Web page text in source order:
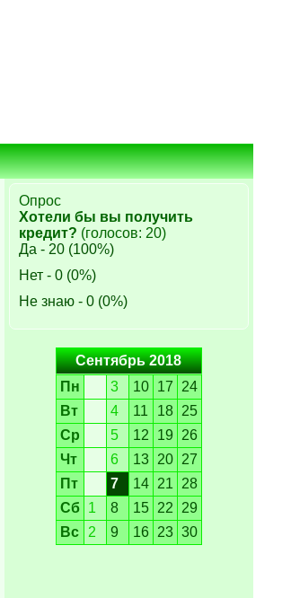
Опрос
Хотели бы вы получить
кредит? (голосов: 20)
Да - 20 (100%)
Нет - 0 (0%)
Не знаю - 0 (0%)
Сентябрь 2018
Пн
3 10 17
24
Вт
4 11 18 25
Ср
5 12 19
26
Чт
6 13 20 27
Пт
7 14 21
28
Сб 1 8 15 22
29
Вс
2 9 16 23 30